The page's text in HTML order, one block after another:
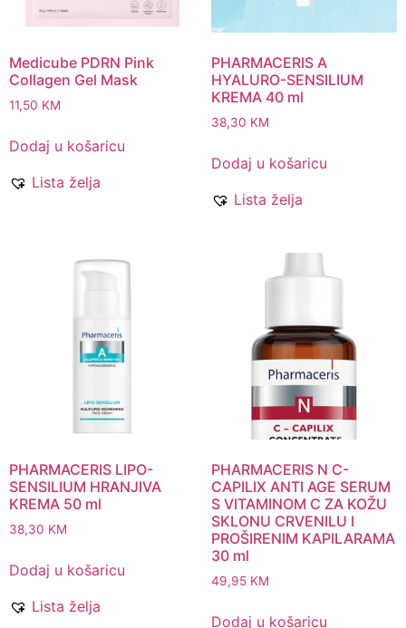
Medicube PDRN Pink
Collagen Gel Mask
11,50 KM
Dodaj u košaricu
Lista želja
PHARMACERIS A
HYALURO-SENSILIUM
KREMA 40 ml
38,30 KM
Dodaj u košaricu
Lista želja
PHARMACERIS LIPO-
SENSILIUM HRANJIVA
KREMA 50 ml
38,30 KM
Dodaj u košaricu
Lista želja
PHARMACERIS N C-
CAPILIX ANTI AGE SERUM
S VITAMINOM C ZA KOŽU
SKLONU CRVENILU I
PROŠIRENIM KAPILARAMA
30 ml
49,95 KM
Dodaj u košaricu